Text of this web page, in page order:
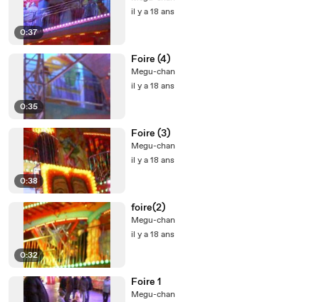
0:37
il y a 18 ans
0:35
Foire (4)
Megu-chan
il y a 18 ans
0:38
Foire (3)
Megu-chan
il y a 18 ans
0:32
foire(2)
Megu-chan
il y a 18 ans
Foire 1
Megu-chan